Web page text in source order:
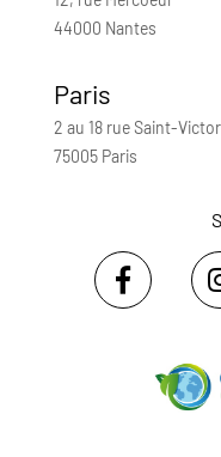
44000 Nantes
Paris
2 au 18 rue Saint-Victor
75005 Paris